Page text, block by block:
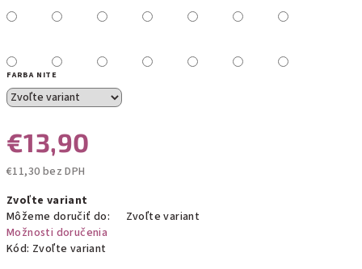
FARBA NITE
€13,90
€11,30 bez DPH
cena:
Zvoľte variant
Môžeme doručiť do:
Zvoľte variant
Možnosti doručenia
Kód: Zvoľte variant